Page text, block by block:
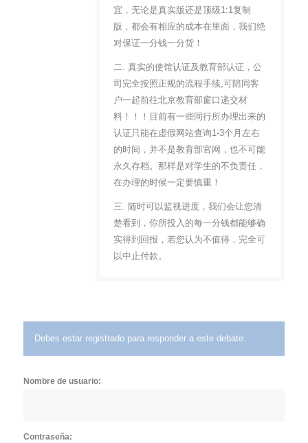
宜，无论是真实版还是顶级1:1复制
版，都会有相应的成本在里面，我们绝
对保证一分钱一分货！
二. 真实的使馆认证及教育部认证，公
司完全按照正规的流程手续,可陪同客
户一起前往北京教育部窗口递交材
料！！！目前有一些同行所办理出来的
认证只能在虚假网站查询1-3个月左右
的时间，并不是教育部官网，也不可能
永久存档。那样是对学生的不负责任，
在办理的时候一定要慎重！
三. 随时可以监视进度，我们会让您清
楚看到，你所投入的每一分钱都能够确
实得到回报，若您认为不值得，完全可
以中止付款。
Debes estar registrado para responder a este debate.
Nombre de usuario:
Contraseña: